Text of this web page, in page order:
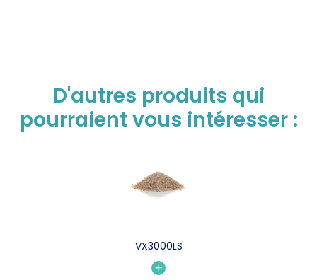
D'autres produits qui
pourraient vous intéresser :
VX3000LS